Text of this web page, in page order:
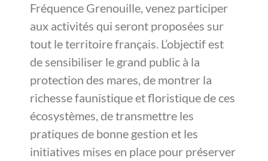
Fréquence Grenouille, venez participer
aux activités qui seront proposées sur
tout le territoire français. L’objectif est
de sensibiliser le grand public à la
protection des mares, de montrer la
richesse faunistique et floristique de ces
écosystèmes, de transmettre les
pratiques de bonne gestion et les
initiatives mises en place pour préserver